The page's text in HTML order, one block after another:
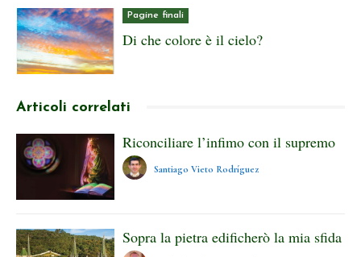
Pagine finali
Di che colore è il cielo?
Articoli correlati
Riconciliare l’infimo con il supremo
Santiago Vieto Rodríguez
Sopra la pietra edificherò la mia sfida